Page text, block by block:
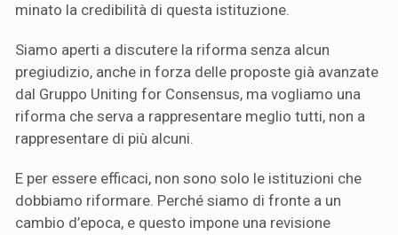
minato la credibilità di questa istituzione.
Siamo aperti a discutere la riforma senza alcun
pregiudizio, anche in forza delle proposte già avanzate
dal Gruppo Uniting for Consensus, ma vogliamo una
riforma che serva a rappresentare meglio tutti, non a
rappresentare di più alcuni.
E per essere efficaci, non sono solo le istituzioni che
dobbiamo riformare. Perché siamo di fronte a un
cambio d’epoca, e questo impone una revisione